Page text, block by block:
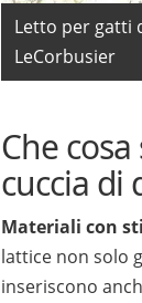
Letto per gatti
LeCorbusier
Che
cuccia di
Materiali con
lattice non solo
inseriscono